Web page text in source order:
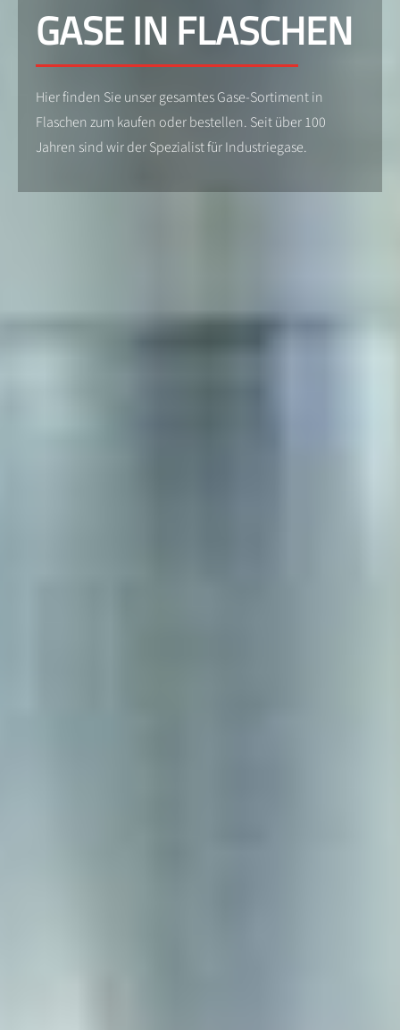
GASE IN FLASCHEN
Hier finden Sie unser gesamtes Gase-Sortiment in
Flaschen zum kaufen oder bestellen. Seit über 100
Jahren sind wir der Spezialist für Industriegase.